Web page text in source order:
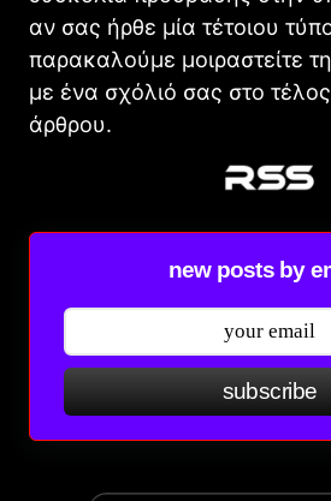
αν σας ήρθε μία τέτοιου
παρακαλούμε μοιραστείτε
με ένα σχόλιό σας στο
άρθρου.
new posts by
subscribe